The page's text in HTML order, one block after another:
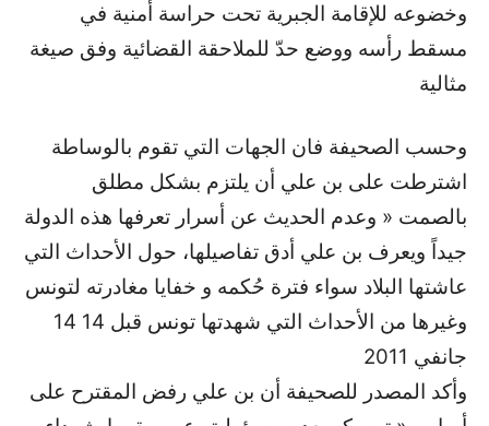
وخضوعه للإقامة الجبرية تحت حراسة أمنية في
مسقط رأسه ووضع حدّ للملاحقة القضائية وفق صيغة
مثالية
وحسب الصحيفة فان الجهات التي تقوم بالوساطة
اشترطت على بن علي أن يلتزم بشكل مطلق
بالصمت « وعدم الحديث عن أسرار تعرفها هذه الدولة
جيداً ويعرف بن علي أدق تفاصيلها، حول الأحداث التي
عاشتها البلاد سواء فترة حُكمه و خفايا مغادرته لتونس
وغيرها من الأحداث التي شهدتها تونس قبل 14 14
جانفي 2011
وأكد المصدر للصحيفة أن بن علي رفض المقترح على